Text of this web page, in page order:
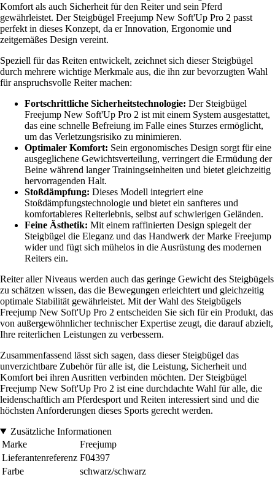
Komfort als auch Sicherheit für den Reiter und sein Pferd
gewährleistet. Der Steigbügel Freejump New Soft'Up Pro 2 passt
perfekt in dieses Konzept, da er Innovation, Ergonomie und
zeitgemäßes Design vereint.
Speziell für das Reiten entwickelt, zeichnet sich dieser Steigbügel
durch mehrere wichtige Merkmale aus, die ihn zur bevorzugten Wahl
für anspruchsvolle Reiter machen:
Fortschrittliche Sicherheitstechnologie: Der Steigbügel
Freejump New Soft'Up Pro 2 ist mit einem System ausgestattet,
das eine schnelle Befreiung im Falle eines Sturzes ermöglicht,
um das Verletzungsrisiko zu minimieren.
Optimaler Komfort: Sein ergonomisches Design sorgt für eine
ausgeglichene Gewichtsverteilung, verringert die Ermüdung der
Beine während langer Trainingseinheiten und bietet gleichzeitig
hervorragenden Halt.
Stoßdämpfung: Dieses Modell integriert eine
Stoßdämpfungstechnologie und bietet ein sanfteres und
komfortableres Reiterlebnis, selbst auf schwierigen Geländen.
Feine Ästhetik: Mit einem raffinierten Design spiegelt der
Steigbügel die Eleganz und das Handwerk der Marke Freejump
wider und fügt sich mühelos in die Ausrüstung des modernen
Reiters ein.
Reiter aller Niveaus werden auch das geringe Gewicht des Steigbügels
zu schätzen wissen, das die Bewegungen erleichtert und gleichzeitig
optimale Stabilität gewährleistet. Mit der Wahl des Steigbügels
Freejump New Soft'Up Pro 2 entscheiden Sie sich für ein Produkt, das
von außergewöhnlicher technischer Expertise zeugt, die darauf abzielt,
Ihre reiterlichen Leistungen zu verbessern.
Zusammenfassend lässt sich sagen, dass dieser Steigbügel das
unverzichtbare Zubehör für alle ist, die Leistung, Sicherheit und
Komfort bei ihren Ausritten verbinden möchten. Der Steigbügel
Freejump New Soft'Up Pro 2 ist eine durchdachte Wahl für alle, die
leidenschaftlich am Pferdesport und Reiten interessiert sind und die
höchsten Anforderungen dieses Sports gerecht werden.
Zusätzliche Informationen
Marke
Freejump
Lieferantenreferenz F04397
Farbe
schwarz/schwarz